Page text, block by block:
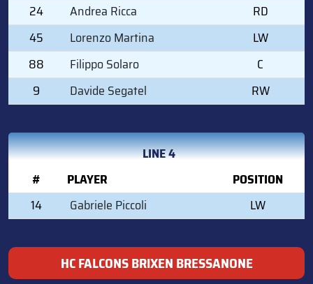
24
Andrea Ricca
RD
45
Lorenzo Martina
LW
88
Filippo Solaro
C
9
Davide Segatel RW
LINE 4
#
PLAYER
POSITION
14
Gabriele Piccoli LW
HC FALCONS BRIXEN BRESSANONE